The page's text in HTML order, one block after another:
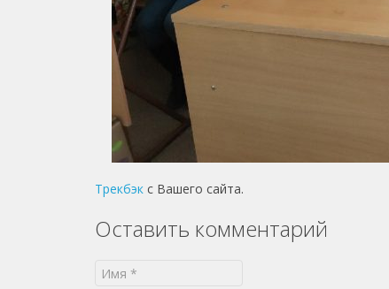
Трекбэк с Вашего сайта.
Оставить комментарий